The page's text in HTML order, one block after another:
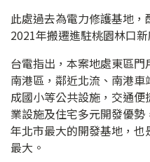
此處過去為電力修護基地
2021年搬遷進駐桃園林口新
台電指出，本案地處東區
南港區，鄰近北流、南港
成國小等公共設施，交通
業設施及住宅多元開發優
年北市最大的開發基地，
最大。